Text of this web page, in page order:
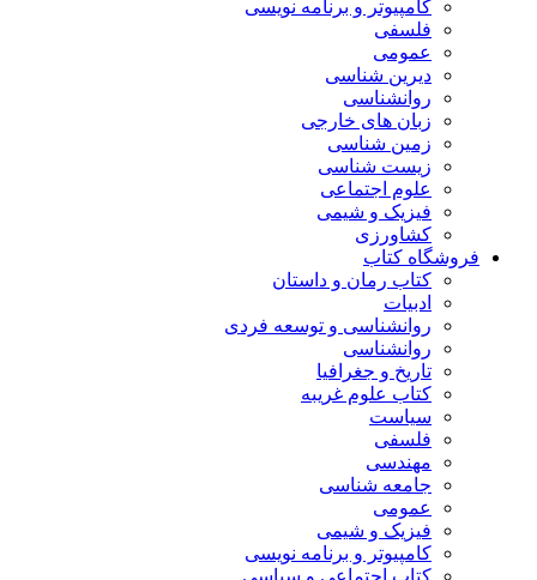
کامپیوتر و برنامه نویسی
فلسفی
عمومی
دیرین شناسی
روانشناسی
زبان های خارجی
زمین شناسی
زیست شناسی
علوم اجتماعی
فیزیک و شیمی
کشاورزی
فروشگاه کتاب
کتاب رمان و داستان
ادبیات
روانشناسی و توسعه فردی
روانشناسی
تاریخ و جغرافیا
کتاب علوم غریبه
سیاست
فلسفی
مهندسی
جامعه شناسی
عمومی
فیزیک و شیمی
کامپیوتر و برنامه نویسی
کتاب اجتماعی و سیاسی